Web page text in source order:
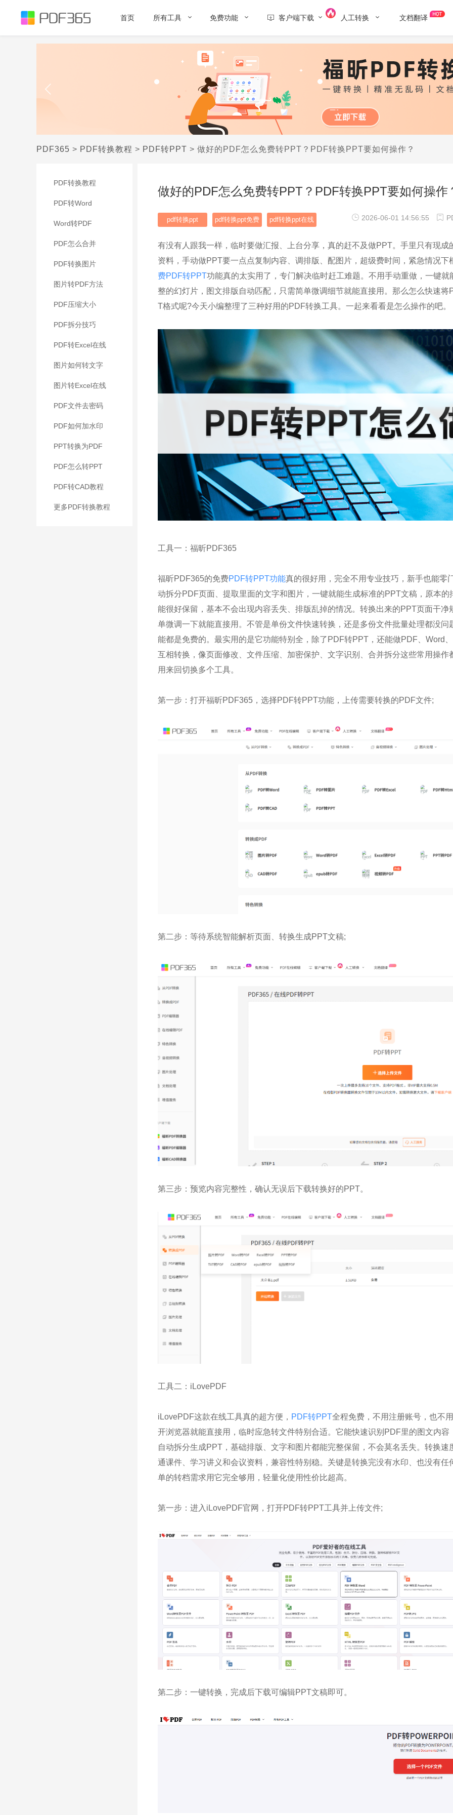
首页 所有工具 免费功能 客户端下载 人工转换 文档翻译
PDF365 > PDF转换教程 > PDF转PPT > 做好的PDF怎么免费转PPT？PDF转换PPT要如何操作？
PDF转换教程
PDF转Word
Word转PDF
PDF怎么合并
PDF转换图片
图片转PDF方法
PDF压缩大小
PDF拆分技巧
PDF转Excel在线
图片如何转文字
图片转Excel在线
PDF文件去密码
PDF如何加水印
PPT转换为PDF
PDF怎么转PPT
PDF转CAD教程
更多PDF转换教程
做好的PDF怎么免费转PPT？PDF转换PPT要如何操作
pdf转换ppt pdf转换ppt免费 pdf转换ppt在线 2026-06-01 14:56:55
有没有人跟我一样，临时要做汇报、上台分享，真的赶不及做PPT。手里只有现成
资料，手动做PPT要一点点复制内容、调排版、配图片，超级费时间，紧急情况下
费PDF转PPT功能真的太实用了，专门解决临时赶工难题。不用手动重做，一键就
整的幻灯片，图文排版自动匹配，只需简单微调细节就能直接用。那么怎么快速将
T格式呢?今天小编整理了三种好用的PDF转换工具。一起来看看是怎么操作的吧。
工具一：福昕PDF365
福昕PDF365的免费PDF转PPT功能真的很好用，完全不用专业技巧，新手也能零
动拆分PDF页面、提取里面的文字和图片，一键就能生成标准的PPT文稿，原本的
能很好保留，基本不会出现内容丢失、排版乱掉的情况。转换出来的PPT页面干净
单微调一下就能直接用。不管是单份文件快速转换，还是多份文件批量处理都没问
能都是免费的。最实用的是它功能特别全，除了PDF转PPT，还能做PDF、Word
互相转换，像页面修改、文件压缩、加密保护、文字识别、合并拆分这些常用操作
用来回切换多个工具。
第一步：打开福昕PDF365，选择PDF转PPT功能，上传需要转换的PDF文件;
第二步：等待系统智能解析页面、转换生成PPT文稿;
第三步：预览内容完整性，确认无误后下载转换好的PPT。
工具二：iLovePDF
iLovePDF这款在线工具真的超方便， PDF转PPT全程免费，不用注册账号，也不
开浏览器就能直接用，临时应急转文件特别合适。它能快速识别PDF里的图文内容
自动拆分生成PPT，基础排版、文字和图片都能完整保留，不会莫名丢失。转换速
通课件、学习讲义和会议资料，兼容性特别稳。关键是转换完没有水印、也没有任
单的转档需求用它完全够用，轻量化使用性价比超高。
第一步：进入iLovePDF官网，打开PDF转PPT工具并上传文件;
第二步：一键转换，完成后下载可编辑PPT文稿即可。